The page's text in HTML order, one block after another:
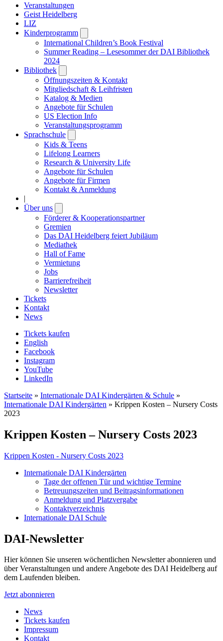
Veranstaltungen
Geist Heidelberg
LIZ
Kinderprogramm
submenu
International Children’s Book Festival
Summer Reading – Lesesommer der DAI Bibliothek
2024
Bibliothek
submenu
Öffnungszeiten & Kontakt
Mitgliedschaft & Leihfristen
Katalog & Medien
Angebote für Schulen
US Election Info
Veranstaltungsprogramm
Sprachschule
submenu
Kids & Teens
Lifelong Learners
Research & University Life
Angebote für Schulen
Angebote für Firmen
Kontakt & Anmeldung
|
Über uns
submenu
Förderer & Kooperationspartner
Gremien
Das DAI Heidelberg feiert Jubiläum
Mediathek
Hall of Fame
Vermietung
Jobs
Barrierefreiheit
Newsletter
Tickets
Kontakt
News
Tickets kaufen
English
Facebook
Instagram
YouTube
LinkedIn
Startseite » Internationale DAI Kindergärten & Schule »
Internationale DAI Kindergärten » Krippen Kosten – Nursery Costs
2023
Krippen Kosten – Nursery Costs 2023
Krippen Kosten - Nursery Costs 2023
Internationale DAI Kindergärten
Tage der offenen Tür und wichtige Termine
Betreuungszeiten und Beitragsinformationen
Anmeldung und Platzvergabe
Kontaktverzeichnis
Internationale DAI Schule
DAI-Newsletter
Hier können Sie unseren wöchentlichen Newsletter abonnieren und
über Veranstaltungen und andere Angebote des DAI Heidelberg auf
dem Laufenden bleiben.
Jetzt abonnieren
News
Tickets kaufen
Impressum
Kontakt